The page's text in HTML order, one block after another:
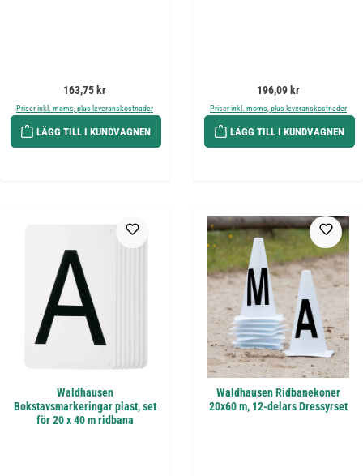
Ordinarie pris:
163,75 kr
Priser inkl. moms, plus leveranskostnader
LÄGG TILL I KUNDVAGNEN
Ordinarie pris:
196,09 kr
Priser inkl. moms, plus leveranskostnader
LÄGG TILL I KUNDVAGNEN
Waldhausen
Bokstavsmarkeringar plast, set
för 20 x 40 m ridbana
Waldhausen Ridbanekoner
20x60 m, 12-delars Dressyrset